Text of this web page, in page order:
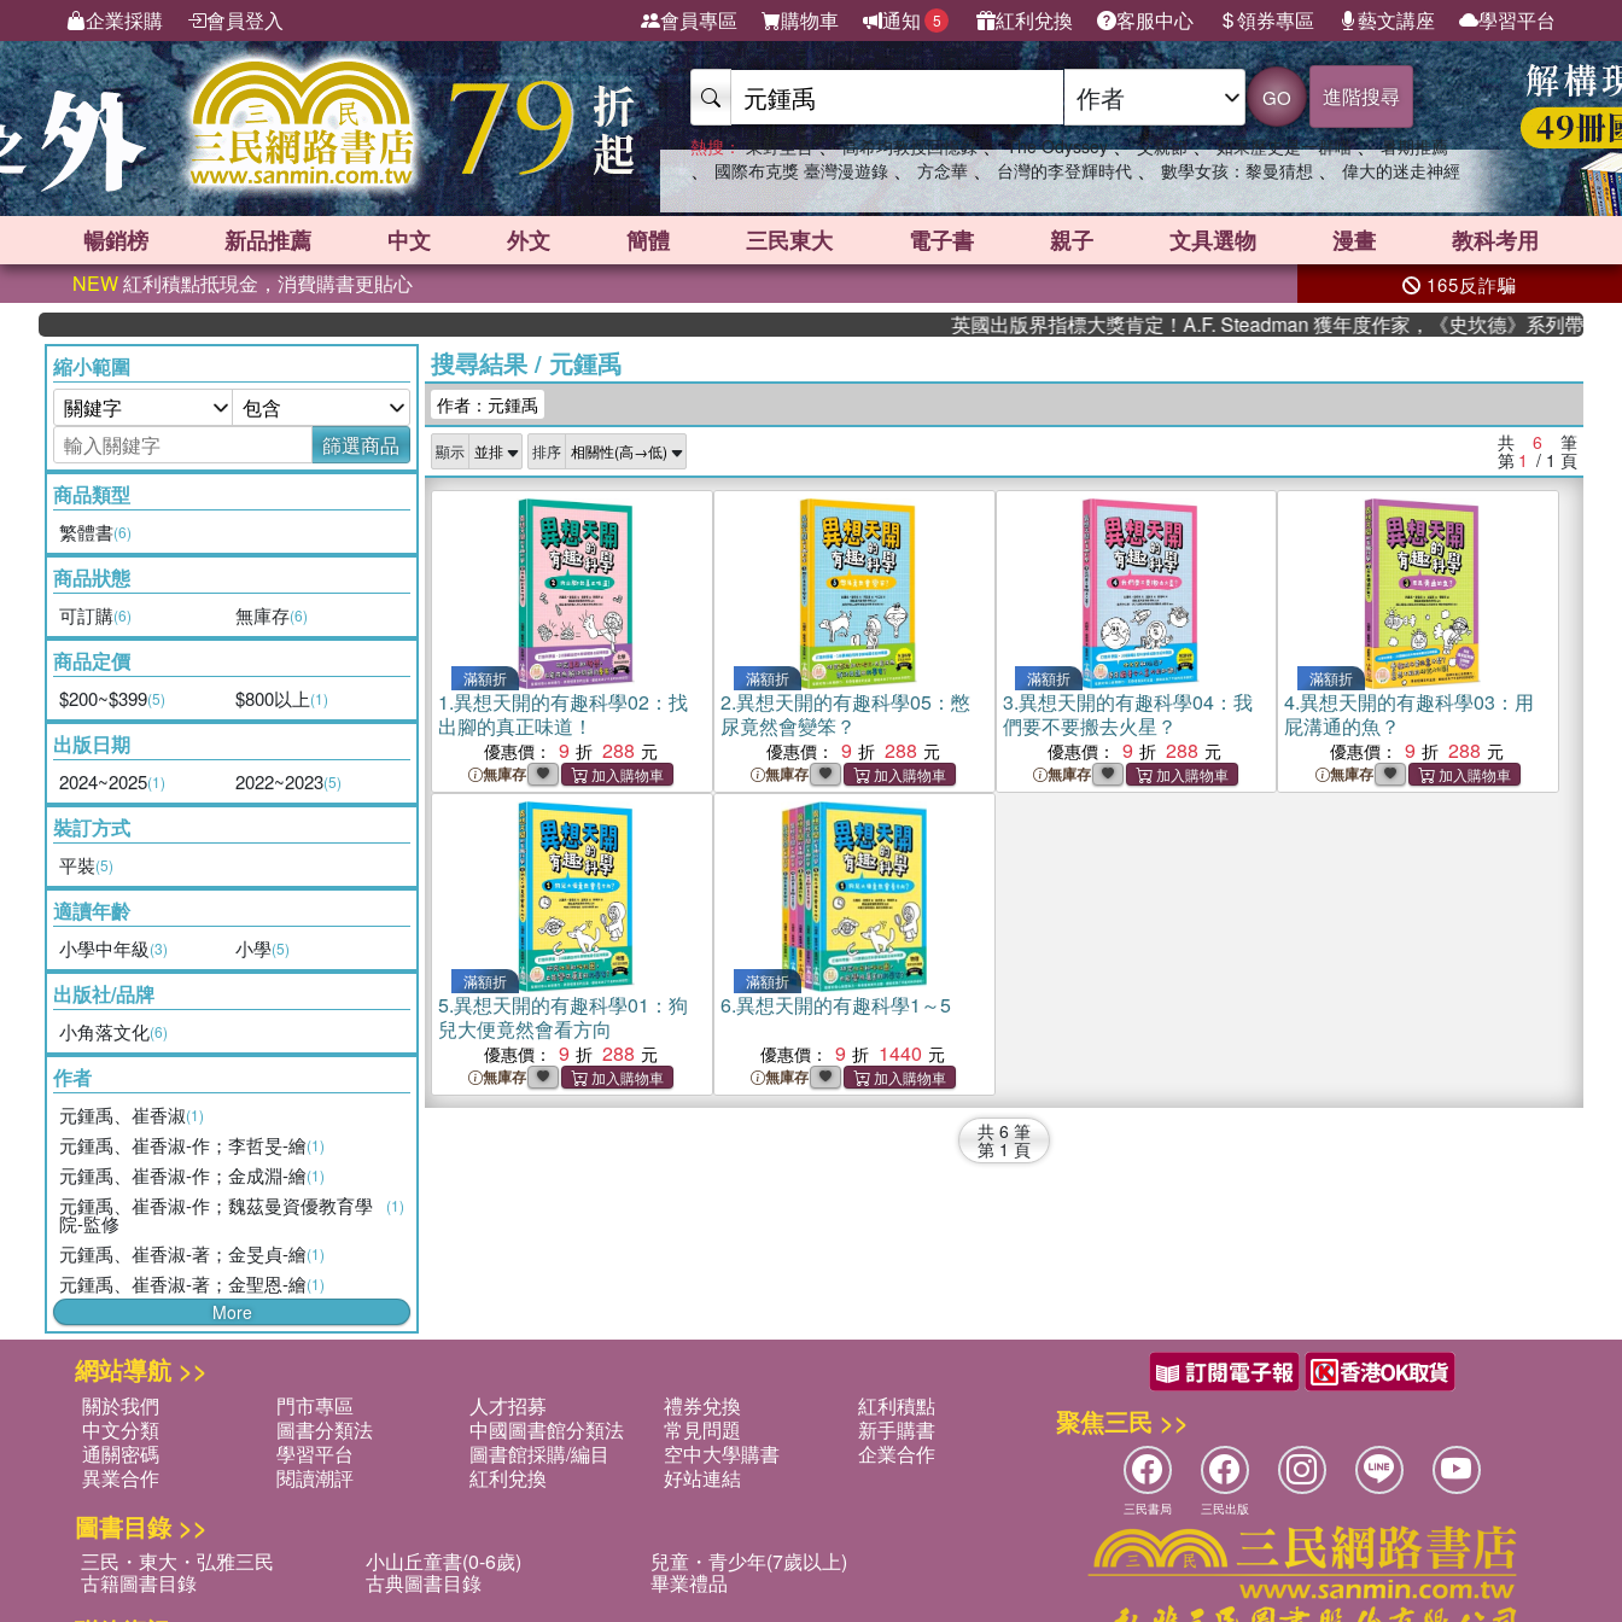
企業採購 會員登入 會員專區 購物車 通知 5 紅利兌換 客服中心 領券專區 藝文講座 學習平台
GO 進階搜尋
熱搜： 東野圭吾 、 高希均教授回憶錄 、 The Odyssey 、 父親節 、 如果歷史是一群喵 、 暑期推薦
、 國際布克獎 臺灣漫遊錄 、 方念華 、 台灣的李登輝時代 、 數學女孩：黎曼猜想 、 偉大的迷走神經
暢銷榜 新品推薦 中文 外文 簡體 三民東大 電子書 親子 文具選物 漫畫 教科考用
NEW紅利積點抵現金，消費購書更貼心 165反詐騙
英國出版界指標大獎肯定！A.F. Steadman 獲年度作家，《史坎德》系列帶你踏上
縮小範圍
篩選商品
商品類型
繁體書(6)
商品狀態
可訂購(6) 無庫存(6)
商品定價
$200~$399(5) $800以上(1)
出版日期
2024~2025(1) 2022~2023(5)
裝訂方式
平裝(5)
適讀年齡
小學中年級(3) 小學(5)
出版社/品牌
小角落文化(6)
作者
元鍾禹、崔香淑(1)
元鍾禹、崔香淑-作；李哲旻-繪(1)
元鍾禹、崔香淑-作；金成淵-繪(1)
元鍾禹、崔香淑-作；魏茲曼資優教育學
院-監修
(1)
元鍾禹、崔香淑-著；金旻貞-繪(1)
元鍾禹、崔香淑-著；金聖恩-繪(1)
More
搜尋結果/ 元鍾禹
作者：元鍾禹
顯示 排序 共 6 筆
第 1 / 1 頁
滿額折
1.異想天開的有趣科學02：找
出腳的真正味道！
優惠價： 9 288
無庫存
滿額折
2.異想天開的有趣科學05：憋
尿竟然會變笨？
優惠價： 9 288
無庫存
滿額折
3.異想天開的有趣科學04：我
們要不要搬去火星？
優惠價： 9 288
無庫存
滿額折
4.異想天開的有趣科學03：用
屁溝通的魚？
優惠價： 9 288
無庫存
滿額折
5.異想天開的有趣科學01：狗
兒大便竟然會看方向
優惠價： 9 288
無庫存
滿額折
6.異想天開的有趣科學1～5
優惠價： 9 1440
無庫存
共 6 筆
第 1 頁
網站導航 >>
關於我們 門市專區 人才招募 禮券兌換
紅利積點
中文分類
圖書分類法 中國圖書館分類法 常見問題
新手購書
通關密碼
學習平台 圖書館採購/編目 空中大學購書
企業合作
異業合作
閱讀潮評 紅利兌換 好站連結
圖書目錄 >>
三民・東大・弘雅三民 小山丘童書(0-6歲) 兒童・青少年(7歲以上)
古籍圖書目錄 古典圖書目錄 畢業禮品
聚焦三民 >>
三民書局 三民出版